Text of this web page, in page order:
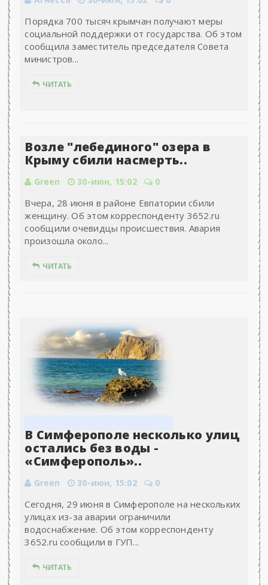
Порядка 700 тысяч крымчан получают меры
социальной поддержки от государства. Об этом
сообщила заместитель председателя Совета
министров...
ЧИТАТЬ
Возле "лебединого" озера в
Крыму сбили насмерть..
Green 30-июн, 15:02 0
Вчера, 28 июня в районе Евпатории сбили
женщину. Об этом корреспонденту 3652.ru
сообщили очевидцы происшествия. Авария
произошла около...
ЧИТАТЬ
В Симферополе несколько улиц
остались без воды -
«Симферополь»..
Green 30-июн, 15:02 0
Сегодня, 29 июня в Симферополе на нескольких
улицах из-за аварии ограничили
водоснабжение. Об этом корреспонденту
3652.ru сообщили в ГУП...
ЧИТАТЬ